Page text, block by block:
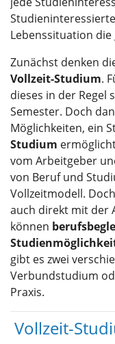
Lebenssituation
Zunächst denken
Vollzeit-Studium.
dieses in der Regel
Semester. Doch
Möglichkeiten, ein
Studium
vom Arbeitgeber
von Beruf und
Vollzeitmodell.
auch direkt mit der
können
gibt es zwei
Verbundstudium
Praxis.
Vollzeit-